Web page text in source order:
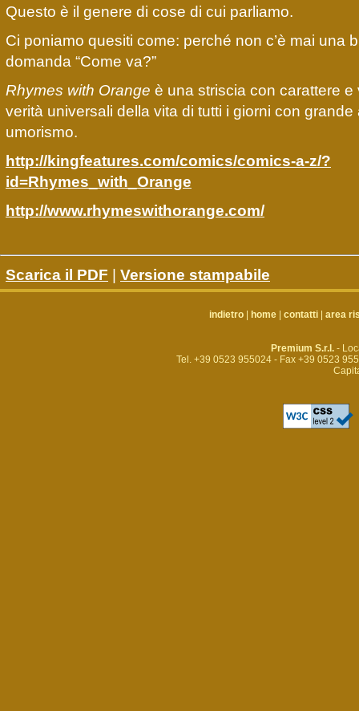
Questo è il genere di cose di cui parliamo.
Ci poniamo quesiti come: perché non c’è mai una
domanda “Come va?”
Rhymes with Orange è una striscia con carattere
verità universali della vita di tutti i giorni con
umorismo.
http://kingfeatures.com/comics/comics-a-z/?
id=Rhymes_with_Orange
http://www.rhymeswithorange.com/
Scarica il PDF | Versione stampabile
indietro home contatti area
Premium S.r.l. -
Tel. +39 0523 955024 - Fax +39 0523